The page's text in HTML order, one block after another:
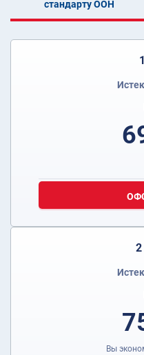
стандарту ООН
Вы